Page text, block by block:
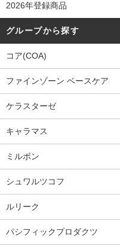
2026年登録商品
グループから探す
コア(COA)
ファインゾーン ベースケア
ケラスターゼ
キャラマス
ミルボン
シュワルツコフ
ルリーク
パシフィックプロダクツ